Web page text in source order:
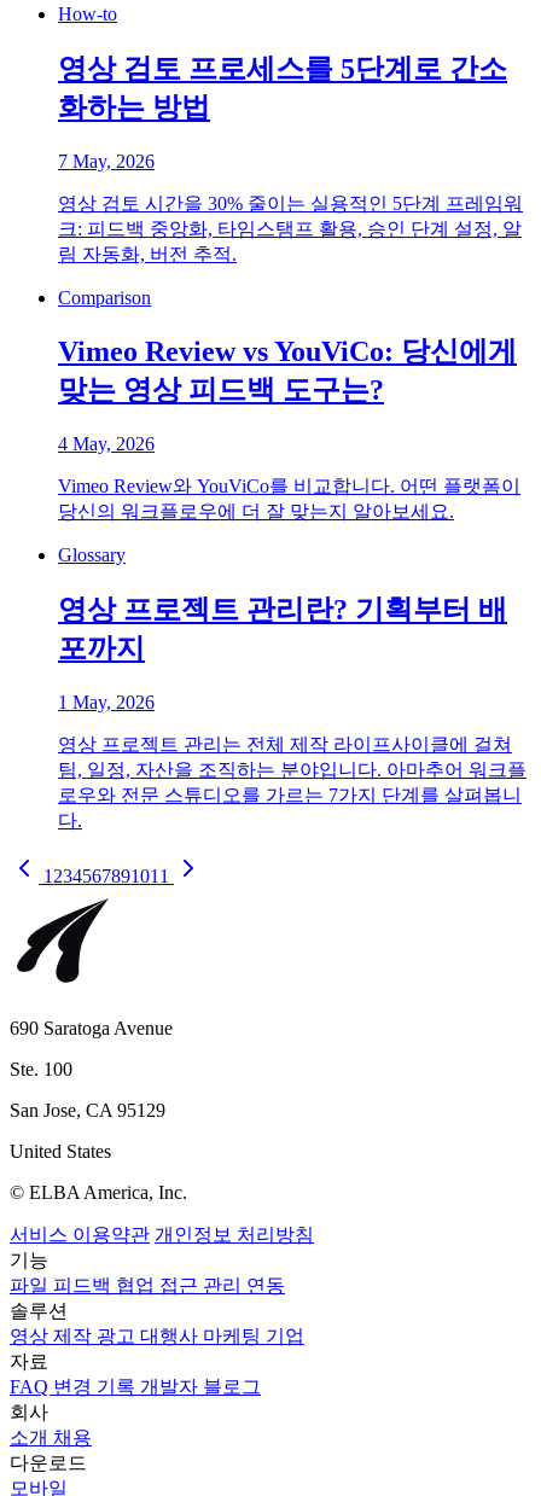
How-to
영상 검토 프로세스를 5단계로 간소
화하는 방법
7 May, 2026
영상 검토 시간을 30% 줄이는 실용적인 5단계 프레임워
크: 피드백 중앙화, 타임스탬프 활용, 승인 단계 설정, 알
림 자동화, 버전 추적.
Comparison
Vimeo Review vs YouViCo: 당신에게
맞는 영상 피드백 도구는?
4 May, 2026
Vimeo Review와 YouViCo를 비교합니다. 어떤 플랫폼이
당신의 워크플로우에 더 잘 맞는지 알아보세요.
Glossary
영상 프로젝트 관리란? 기획부터 배
포까지
1 May, 2026
영상 프로젝트 관리는 전체 제작 라이프사이클에 걸쳐
팀, 일정, 자산을 조직하는 분야입니다. 아마추어 워크플
로우와 전문 스튜디오를 가르는 7가지 단계를 살펴봅니
다.
1 234567891011
690 Saratoga Avenue
Ste. 100
San Jose, CA 95129
United States
© ELBA America, Inc.
서비스 이용약관 개인정보 처리방침
기능
파일 피드백 협업 접근 관리 연동
솔루션
영상 제작 광고 대행사 마케팅 기업
자료
FAQ 변경 기록 개발자 블로그
회사
소개 채용
다운로드
모바일